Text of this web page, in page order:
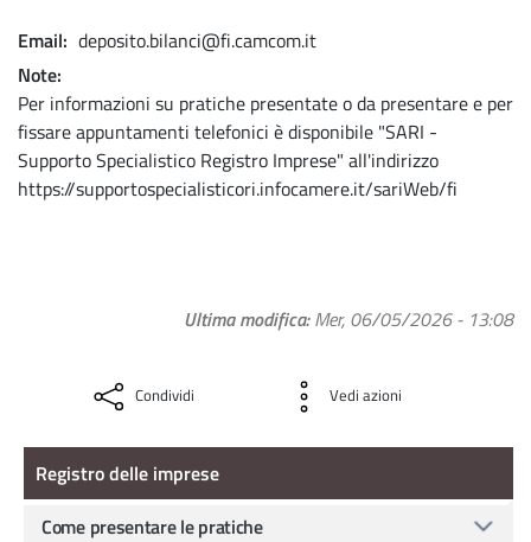
Email deposito.bilanci@fi.camcom.it
Note
Per informazioni su pratiche presentate o da presentare e per
fissare appuntamenti telefonici è disponibile "SARI -
Supporto Specialistico Registro Imprese" all'indirizzo
https://supportospecialisticori.infocamere.it/sariWeb/fi
Ultima modifica Mer, 06/05/2026 - 13:08
Condividi Vedi azioni
Registro delle imprese
Registro delle imprese
Come presentare le pratiche